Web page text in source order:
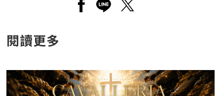
另開新視窗分享至facebook
另開新視窗分享至line
另開新視窗分享至
閱讀更多